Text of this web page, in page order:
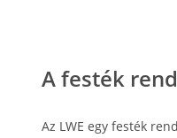
A festék
Az LWE egy festék